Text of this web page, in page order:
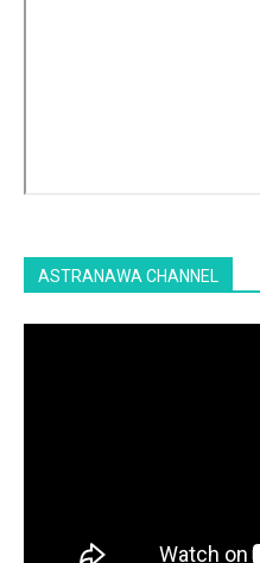
ASTRANAWA CHANNEL